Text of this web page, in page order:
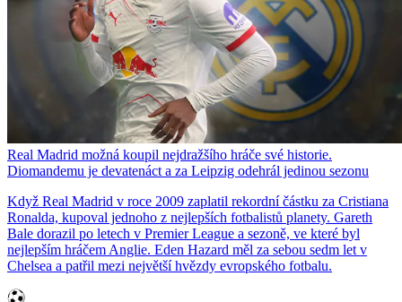
Real Madrid možná koupil nejdražšího hráče své historie.
Diomandemu je devatenáct a za Leipzig odehrál jedinou sezonu
Když Real Madrid v roce 2009 zaplatil rekordní částku za Cristiana
Ronalda, kupoval jednoho z nejlepších fotbalistů planety. Gareth
Bale dorazil po letech v Premier League a sezoně, ve které byl
nejlepším hráčem Anglie. Eden Hazard měl za sebou sedm let v
Chelsea a patřil mezi největší hvězdy evropského fotbalu.